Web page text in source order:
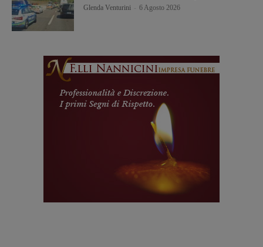
Glenda Venturini 6 Agosto 2026